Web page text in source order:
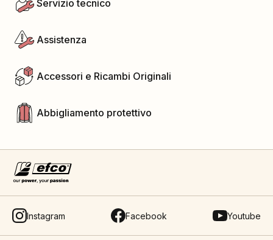
Servizio tecnico
Assistenza
Accessori e Ricambi Originali
Abbigliamento protettivo
Instagram Facebook Youtube